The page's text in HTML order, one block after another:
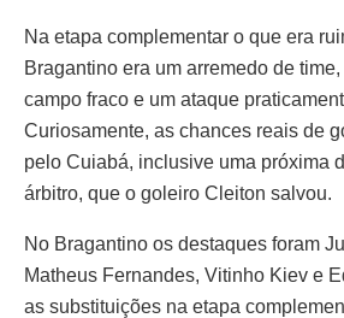
Na etapa complementar o que era
Bragantino era um arremedo de
campo fraco e um ataque
Curiosamente, as chances reais de
pelo Cuiabá, inclusive uma próxima
árbitro, que o goleiro Cleiton salvou.
No Bragantino os destaques foram
Matheus Fernandes, Vitinho Kiev e
as substituições na etapa